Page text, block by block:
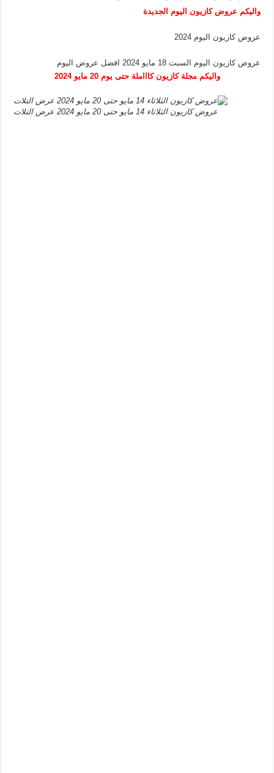
واليكم عروض كازيون اليوم الجديدة
عروض كازيون اليوم 2024
عروض كازيون اليوم السبت 18 مايو 2024 افضل عروض اليوم
واليكم مجلة كازيون كاااملة حتى يوم 20 مايو 2024
عروض كازيون الثلاثاء 14 مايو حتى 20 مايو 2024 عرض التلات